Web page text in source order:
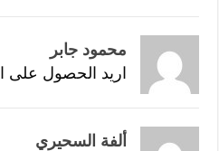
محمود جابر
اريد الحصول على
ألفة السحيري